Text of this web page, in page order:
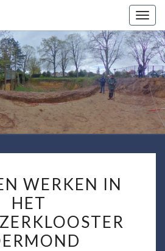
SOB
EN
WERKEN
IN
HET
WERKEN IN
HET